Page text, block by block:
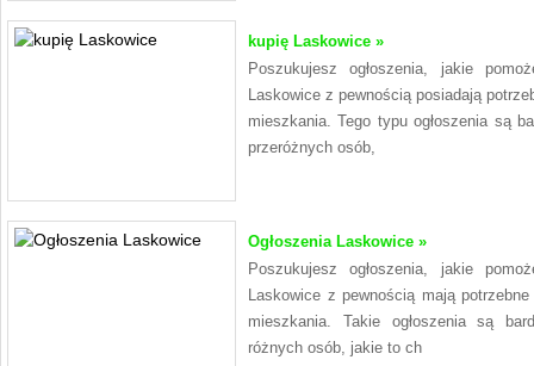
kupię Laskowice »
Poszukujesz ogłoszenia, jakie
Laskowice z pewnością posiadają
mieszkania. Tego typu ogłoszenia są
przeróżnych osób,
Ogłoszenia Laskowice »
Poszukujesz ogłoszenia, jakie
Laskowice z pewnością mają
mieszkania. Takie ogłoszenia są
różnych osób, jakie to ch